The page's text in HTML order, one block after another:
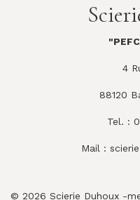
4
88120
Tel. :
Mail :
© 2026 Scierie Duhoux -